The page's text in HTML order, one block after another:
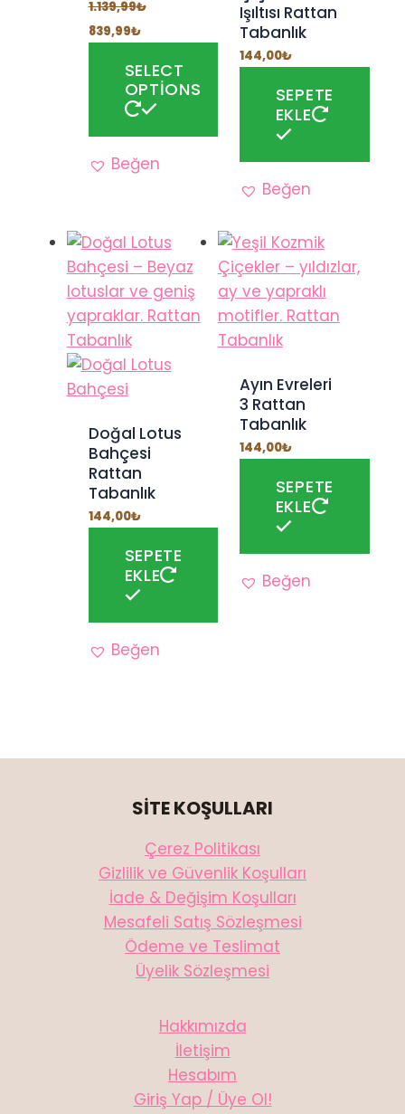
1.139,99₺
Orijinal
fiyat:
839,99₺andaki
839,99₺.
SELECT
OPTIONS
Beğen
Işıltısı Rattan
Tabanlık
144,00₺
SEPETE
EKLE
Beğen
Doğal Lotus
Bahçesi
Rattan
Tabanlık
144,00₺
SEPETE
EKLE
Beğen
Ayın Evreleri
3 Rattan
Tabanlık
144,00₺
SEPETE
EKLE
Beğen
SİTE KOŞULLARI
Çerez Politikası
Gizlilik ve Güvenlik Koşulları
İade & Değişim Koşulları
Mesafeli Satış Sözleşmesi
Ödeme ve Teslimat
Üyelik Sözleşmesi
Hakkımızda
İletişim
Hesabım
Giriş Yap / Üye Ol!